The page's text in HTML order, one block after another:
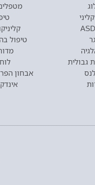
גבולית
טיפול
אבחון